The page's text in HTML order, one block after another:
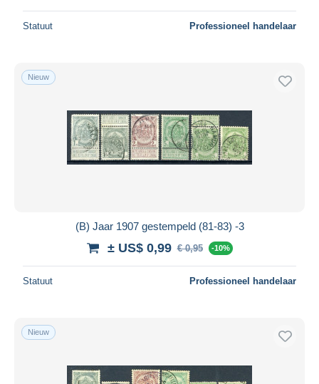
Statuut Professioneel handelaar
Nieuw
(B) Jaar 1907 gestempeld (81-83) -3
± US$ 0,99 € 0,95 -10%
Statuut Professioneel handelaar
Nieuw